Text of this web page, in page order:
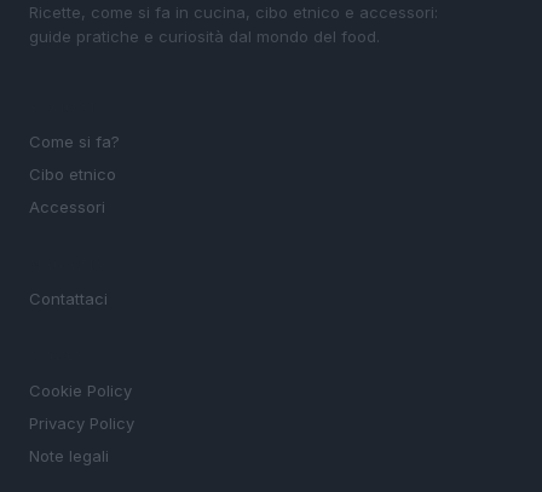
Ricette, come si fa in cucina, cibo etnico e accessori:
guide pratiche e curiosità dal mondo del food.
Come si fa?
Cibo etnico
Accessori
Contattaci
Cookie Policy
Privacy Policy
Note legali